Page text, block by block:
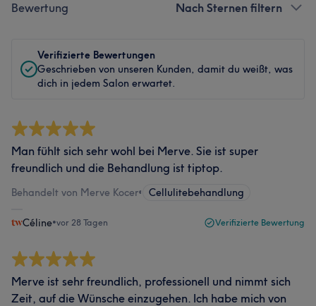
Bewertung Nach Sternen filtern
Verifizierte Bewertungen
Geschrieben von unseren Kunden, damit du weißt, was
dich in jedem Salon erwartet.
Man fühlt sich sehr wohl bei Merve. Sie ist super
freundlich und die Behandlung ist tiptop.
Behandelt von Merve Kocer• Cellulitebehandlung
Céline•vor 28 Tagen Verifizierte Bewertung
Merve ist sehr freundlich, professionell und nimmt sich
Zeit, auf die Wünsche einzugehen. Ich habe mich von